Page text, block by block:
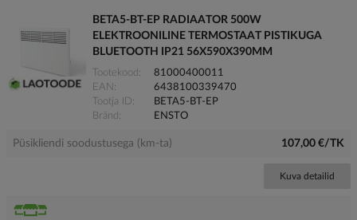
BETA5-BT-EP RADIAATOR 500W
ELEKTROONILINE TERMOSTAAT PISTIKUGA
BLUETOOTH IP21 56X590X390MM
Tootekood
81000400011
EAN
6438100339470
Tootja ID
BETA5-BT-EP
Bränd
ENSTO
Püsikliendi soodustusega (km-ta) 107,00 €/TK
Kuva detailid